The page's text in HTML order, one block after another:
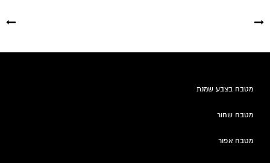
מטבח בצבע שמנת
מטבח שחור
מטבח אפור